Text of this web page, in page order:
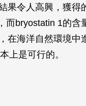
果令人高興，獲
而bryostatin 1的含
在海洋自然環境中
上是可行的。